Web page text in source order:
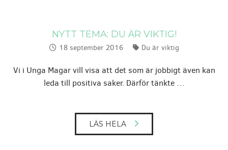
NYTT TEMA: DU ÄR VIKTIG!
Publicerat:
18 september 2016 Kategorier:
Du är viktig
Vi i Unga Magar vill visa att det som är jobbigt även kan
leda till positiva saker. Därför tänkte …
LÄS HELA